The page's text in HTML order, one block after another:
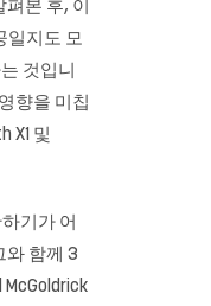
본 후, 이
일지도 모
것입니
향을 미칩
X1 및
기가 어
와 함께 3